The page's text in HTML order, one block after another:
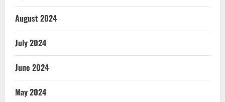
August 2024
July 2024
June 2024
May 2024